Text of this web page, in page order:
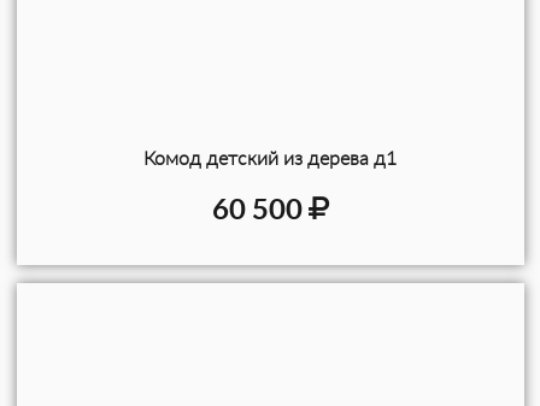
Комод детский из дерева д1
60 500